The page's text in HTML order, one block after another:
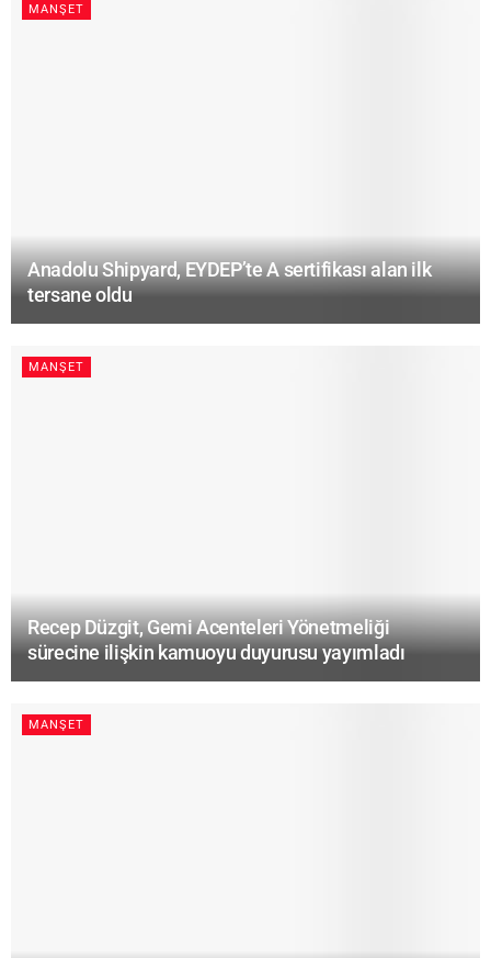
MANŞET
Anadolu Shipyard, EYDEP’te A sertifikası alan ilk
tersane oldu
MANŞET
Recep Düzgit, Gemi Acenteleri Yönetmeliği
sürecine ilişkin kamuoyu duyurusu yayımladı
MANŞET